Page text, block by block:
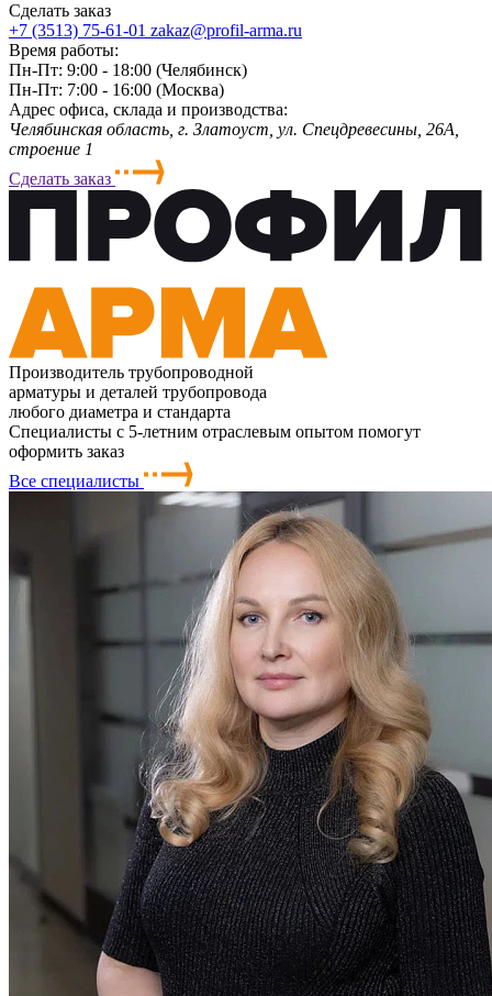
Сделать заказ
+7 (3513) 75-61-01 zakaz@profil-arma.ru
Время работы:
Пн-Пт: 9:00 - 18:00 (Челябинск)
Пн-Пт: 7:00 - 16:00 (Москва)
Адрес офиса, склада и производства:
Челябинская область, г. Злaтoycт, ул. Спецдревесины, 26А,
строение 1
Сделать заказ
Производитель трубопроводной
арматуры и деталей трубопровода
любого диаметра и стандарта
Специалисты с 5-летним отраслевым опытом помогут
оформить заказ
Все специалисты